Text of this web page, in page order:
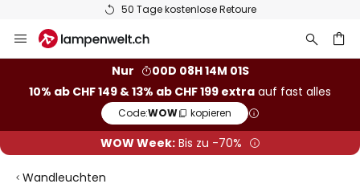
50 Tage kostenlose Retoure
Inhalt
Nur
00D 08H 14M 00S
10% ab CHF 149 & 13% ab CHF 199 extra auf fast alles
Code:WOW kopieren
WOW Week:Bis zu -70%
Wandleuchten